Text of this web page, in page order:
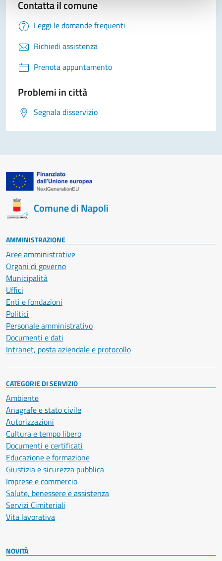
Contatta il comune
Leggi le domande frequenti
Richiedi assistenza
Prenota appuntamento
Problemi in città
Segnala disservizio
Comune di Napoli
AMMINISTRAZIONE
Aree amministrative
Organi di governo
Municipalità
Uffici
Enti e fondazioni
Politici
Personale amministrativo
Documenti e dati
Intranet, posta aziendale e protocollo
CATEGORIE DI SERVIZIO
Ambiente
Anagrafe e stato civile
Autorizzazioni
Cultura e tempo libero
Documenti e certificati
Educazione e formazione
Giustizia e sicurezza pubblica
Imprese e commercio
Salute, benessere e assistenza
Servizi Cimiteriali
Vita lavorativa
NOVITÀ